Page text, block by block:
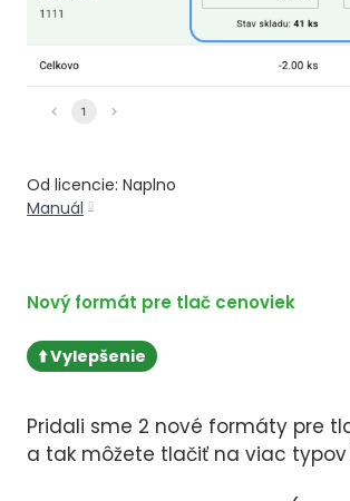
Od licencie: Naplno
Manuál
Nový formát pre tlač cenoviek
⬆️ Vylepšenie
Pridali sme 2 nové formáty pre
a tak môžete tlačiť na viac typov